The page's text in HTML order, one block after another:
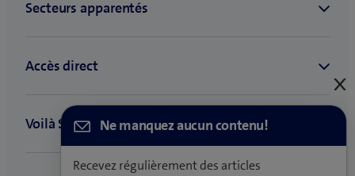
Ne manquez aucun contenu!
Recevez régulièrement des articles